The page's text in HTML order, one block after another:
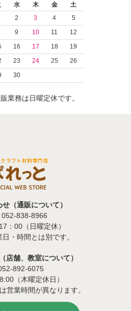
水 木 金
土
2 3 4
5
9 10 11
12
16 17 18
19
23 24 25
26
30
業務は日曜定休です。
（通販について）
052-838-8966
：00（日曜定休）
・時間とは別です。
店舗、教室について）
892-6075
（木曜定休日）
営業時間が異なります。